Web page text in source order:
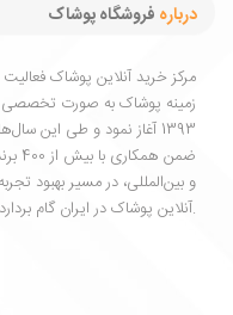
درباره فروشگاه پوشاک
مرکز خرید آنلاین پوشاک
زمینه پوشاک به ‌صورت تخصصی
1393 آغاز نمود و طی این
ضمن
و بین‌المللی، در مسیر بهبود
آنلاین پوشاک در ایران گام بردارد.